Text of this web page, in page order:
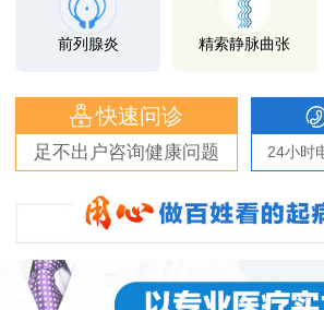
前列腺炎 精索静脉曲张
快速问诊
足不出户咨询健康问题 24小时